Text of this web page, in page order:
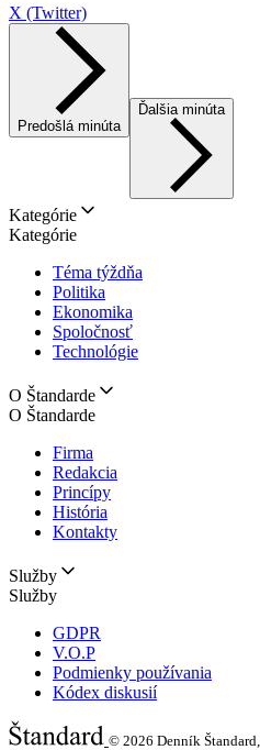
X (Twitter)
Predošlá minúta
Ďalšia minúta
Kategórie
Kategórie
Téma týždňa
Politika
Ekonomika
Spoločnosť
Technológie
O Štandarde
O Štandarde
Firma
Redakcia
Princípy
História
Kontakty
Služby
Služby
GDPR
V.O.P
Podmienky používania
Kódex diskusií
© 2026 Denník